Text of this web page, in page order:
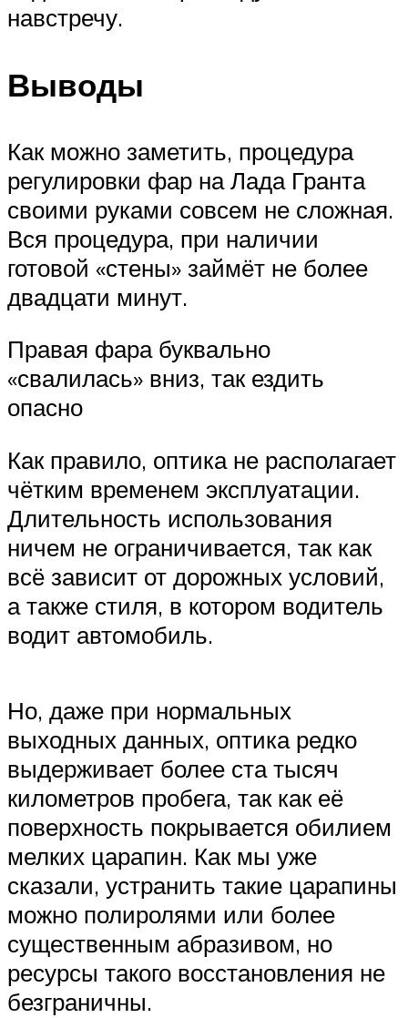
навстречу.
Выводы
Как можно заметить, процедура
регулировки фар на Лада Гранта
своими руками совсем не сложная.
Вся процедура, при наличии
готовой «стены» займёт не более
двадцати минут.
Правая фара буквально
«свалилась» вниз, так ездить
опасно
Как правило, оптика не располагает
чётким временем эксплуатации.
Длительность использования
ничем не ограничивается, так как
всё зависит от дорожных условий,
а также стиля, в котором водитель
водит автомобиль.
Но, даже при нормальных
выходных данных, оптика редко
выдерживает более ста тысяч
километров пробега, так как её
поверхность покрывается обилием
мелких царапин. Как мы уже
сказали, устранить такие царапины
можно полиролями или более
существенным абразивом, но
ресурсы такого восстановления не
безграничны.